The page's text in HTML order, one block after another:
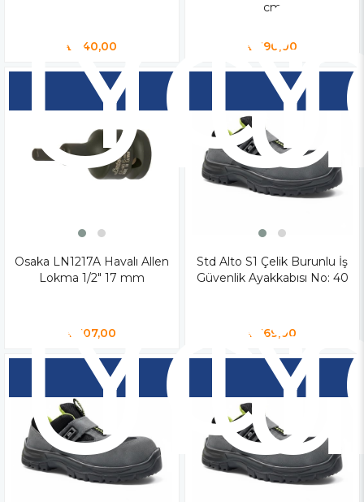
₺240,00
cm
₺690,00
Osaka LN1217A Havalı Allen
Lokma 1/2" 17 mm
₺507,00
Std Alto S1 Çelik Burunlu İş
Güvenlik Ayakkabısı No: 40
₺569,00